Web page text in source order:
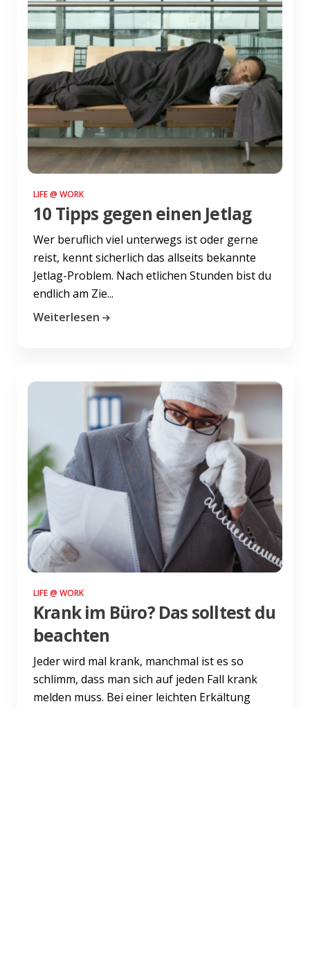
LIFE @ WORK
10 Tipps gegen einen Jetlag
Wer beruflich viel unterwegs ist oder gerne
reist, kennt sicherlich das allseits bekannte
Jetlag-Problem. Nach etlichen Stunden bist du
endlich am Zie...
Weiterlesen
LIFE @ WORK
Krank im Büro? Das solltest du
beachten
Jeder wird mal krank, manchmal ist es so
schlimm, dass man sich auf jeden Fall krank
melden muss. Bei einer leichten Erkältung